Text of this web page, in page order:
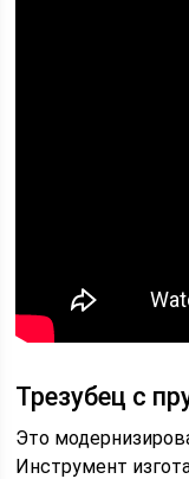
Трезубец с
Это
Инструмент